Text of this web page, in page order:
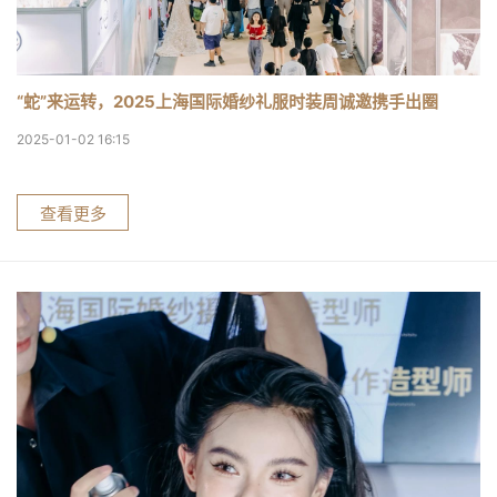
“蛇”来运转，2025上海国际婚纱礼服时装周诚邀携手出圈
2025-01-02 16:15
查看更多